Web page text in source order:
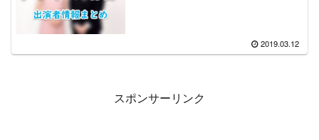
2019.03.12
スポンサーリンク